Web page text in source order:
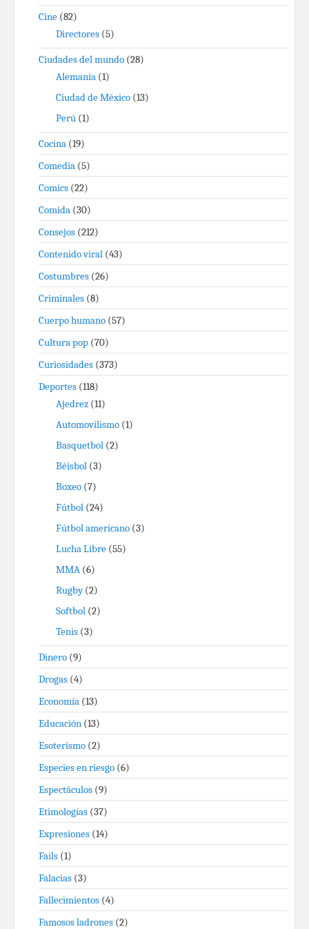
Cine (82)
Directores (5)
Ciudades del mundo (28)
Alemania (1)
Ciudad de México (13)
Perú (1)
Cocina (19)
Comedia (5)
Comics (22)
Comida (30)
Consejos (212)
Contenido viral (43)
Costumbres (26)
Criminales (8)
Cuerpo humano (57)
Cultura pop (70)
Curiosidades (373)
Deportes (118)
Ajedrez (11)
Automovilismo (1)
Basquetbol (2)
Béisbol (3)
Boxeo (7)
Fútbol (24)
Fútbol americano (3)
Lucha Libre (55)
MMA (6)
Rugby(2)
Softbol (2)
Tenis (3)
Dinero (9)
Drogas (4)
Economía (13)
Educación (13)
Esoterismo (2)
Especies en riesgo (6)
Espectáculos (9)
Etimologías (37)
Expresiones (14)
Fails (1)
Falacias (3)
Fallecimientos (4)
Famosos ladrones (2)